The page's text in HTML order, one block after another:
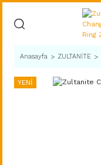
Anasayfa ZULTANİTE
YENİ